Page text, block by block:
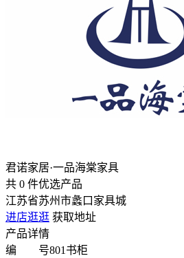
君诺家居·一品海棠家具
共 0 件优选产品
江苏省苏州市蠡口家具城
进店逛逛 获取地址
产品详情
编 号801书柜